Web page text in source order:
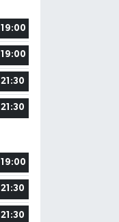
19:00
19:00
21:30
21:30
19:00
21:30
21:30